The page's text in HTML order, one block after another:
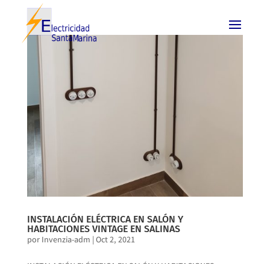
INSTALACIÓN ELÉCTRICA EN SALÓN Y
HABITACIONES VINTAGE EN SALINAS
por Invenzia-adm | Oct 2, 2021